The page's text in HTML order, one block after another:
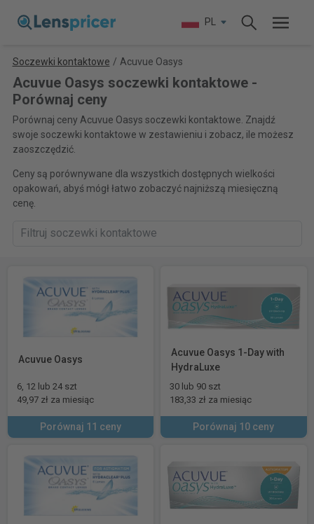
PL
Soczewki kontaktowe / Acuvue Oasys
Acuvue Oasys soczewki kontaktowe -
Porównaj ceny
Porównaj ceny Acuvue Oasys soczewki kontaktowe. Znajdź
swoje soczewki kontaktowe w zestawieniu i zobacz, ile możesz
zaoszczędzić.
Ceny są porównywane dla wszystkich dostępnych wielkości
opakowań, abyś mógł łatwo zobaczyć najniższą miesięczną
cenę.
Acuvue Oasys
6, 12 lub 24 szt
49,97 zł za miesiąc
Porównaj 11 ceny
Acuvue Oasys 1-Day with
HydraLuxe
30 lub 90 szt
183,33 zł za miesiąc
Porównaj 10 ceny